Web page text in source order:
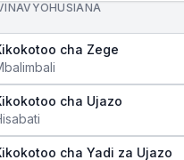
cha Zege
cha Ujazo
cha Yadi za Ujazo